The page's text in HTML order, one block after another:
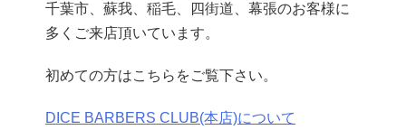
千葉市、蘇我、稲毛、四街道、幕張のお客様に
多くご来店頂いています。
初めての方はこちらをご覧下さい。
DICE BARBERS CLUB(本店)について